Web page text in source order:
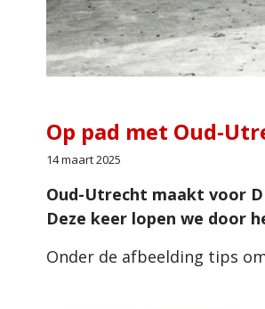
Op pad met Oud-
14 maart 2025
Oud-Utrecht maakt voor
Deze keer lopen we door
Onder de afbeelding tips